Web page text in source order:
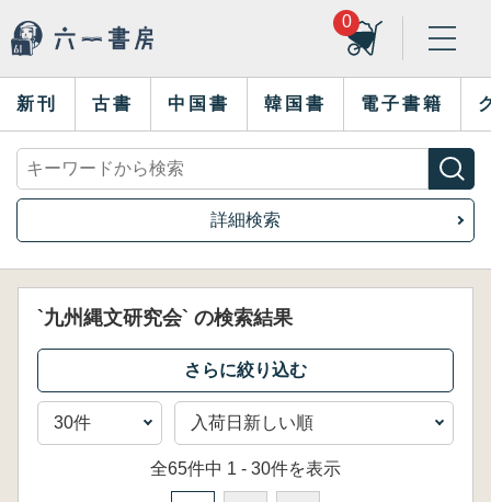
0
新刊 古書 中国書 韓国書 電子書籍
詳細検索
`九州縄文研究会` の検索結果
全65件中 1 - 30件を表示